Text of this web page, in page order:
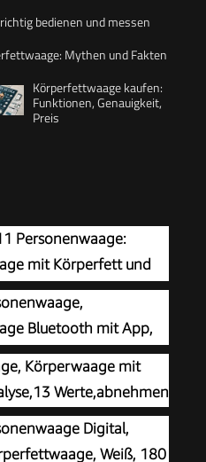
bedienen und messen
Mythen und Fakten
Körperfettwaage kaufen:
Funktionen, Genauigkeit,
Preis
Personenwaage:
mit Körperfett und
Bluetooth mit App,
Körperwaage mit
Werte,abnehmen
Digital,
Weiß, 180